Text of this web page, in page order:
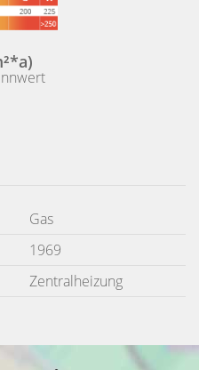
Gas
1969
Zentralheizung